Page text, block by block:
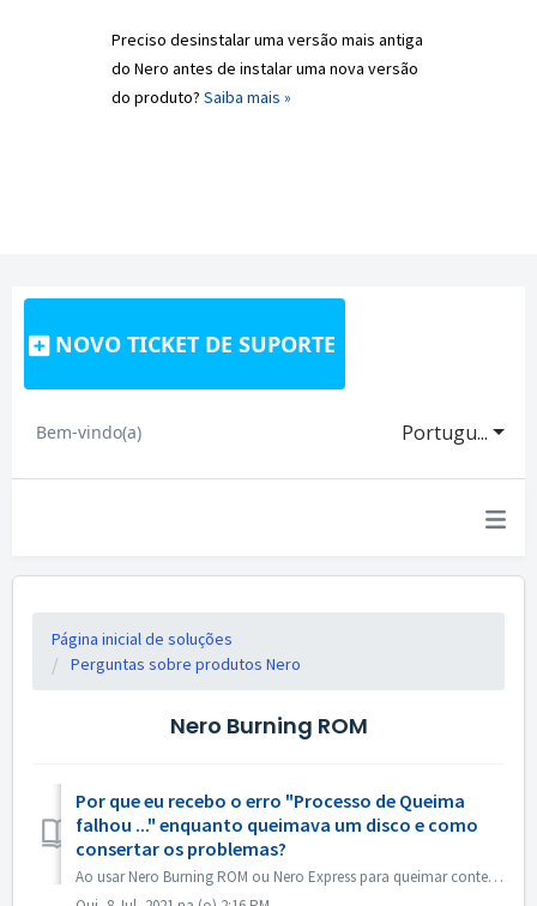
Preciso desinstalar uma versão mais antiga
do Nero antes de instalar uma nova versão
do produto? Saiba mais »
NOVO TICKET DE SUPORTE
Portugu...
Bem-vindo(a)
Página inicial de soluções
Perguntas sobre produtos Nero
Nero Burning ROM
Por que eu recebo o erro "Processo de Queima
falhou ..." enquanto queimava um disco e como
consertar os problemas?
Ao usar Nero Burning ROM ou Nero Express para queimar conteúdo em um disco, você pode encontrar a mensagem de erro 'Burn process failed ...'. Então...